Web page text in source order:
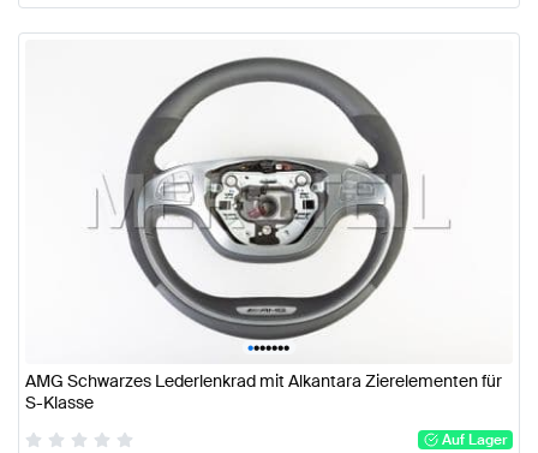
•••••••
AMG Schwarzes Lederlenkrad mit Alkantara Zierelementen für
S-Klasse
Auf Lager